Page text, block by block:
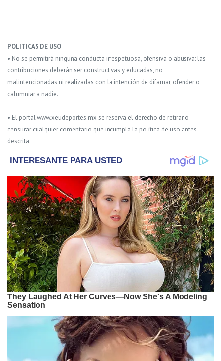
POLITICAS DE USO
• No se permitirá ninguna conducta irrespetuosa, ofensiva o abusiva: las
contribuciones deberán ser constructivas y educadas, no
malintencionadas ni realizadas con la intención de difamar, ofender o
calumniar a nadie.
• El portal www.xeudeportes.mx se reserva el derecho de retirar o
censurar cualquier comentario que incumpla la política de uso antes
descrita.